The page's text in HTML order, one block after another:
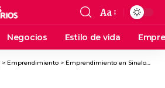
Aa
Negocios Estilo de vida
> Emprendimiento > Emprendimiento en Sinaloa crece 40%, liderado por mujeres